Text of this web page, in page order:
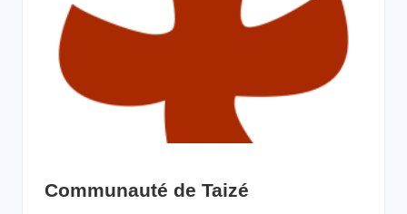
Communauté de Taizé